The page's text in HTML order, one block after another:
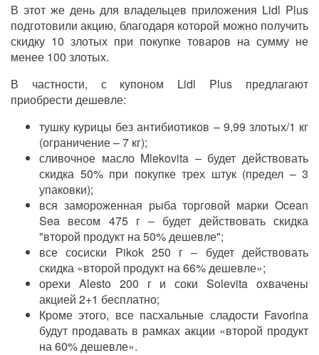
В этот же день для владельцев приложения Lidl Plus
подготовили акцию, благодаря которой можно получить
скидку 10 злотых при покупке товаров на сумму не
менее 100 злотых.
В частности, с купоном Lidl Plus предлагают
приобрести дешевле:
тушку курицы без антибиотиков – 9,99 злотых/1 кг
(ограничение – 7 кг);
сливочное масло Mlekovita – будет действовать
скидка 50% при покупке трех штук (предел – 3
упаковки);
вся замороженная рыба торговой марки Ocean
Sea весом 475 г – будет действовать скидка
"второй продукт на 50% дешевле";
все сосиски Pikok 250 г – будет действовать
скидка «второй продукт на 66% дешевле»;
орехи Alesto 200 г и соки Solevita охвачены
акцией 2+1 бесплатно;
Кроме этого, все пасхальные сладости Favorina
будут продавать в рамках акции «второй продукт
на 60% дешевле».